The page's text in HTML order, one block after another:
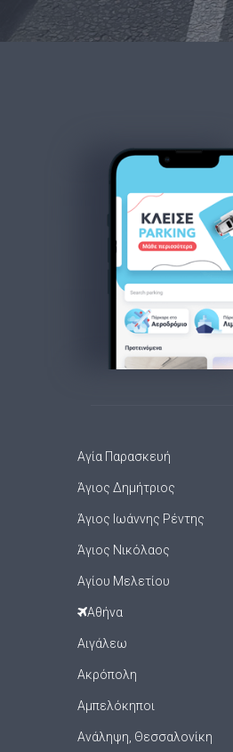
Αγία Παρασκευή
Άγιος Δημήτριος
Άγιος Ιωάννης Ρέντης
Άγιος Νικόλαος
Αγίου Μελετίου
Αθήνα
Αιγάλεω
Ακρόπολη
Αμπελόκηποι
Ανάληψη, Θεσσαλονίκη